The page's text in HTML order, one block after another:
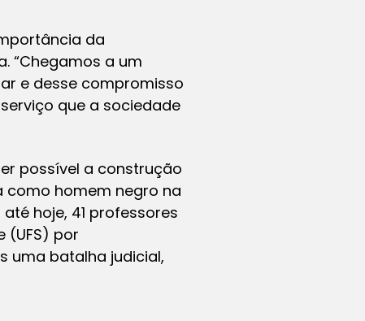
da
“Chegamos a um
e desse compromisso
que a sociedade
possível a construção
como homem negro na
hoje, 41 professores
(UFS) por
uma batalha judicial,